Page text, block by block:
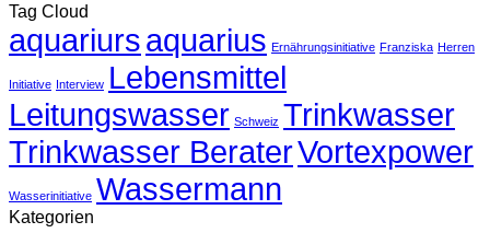
ZUKUNFT
Tag Cloud
aquariursaquarius Ernährungsinitiative Franziska Herren
Initiative Interview Lebensmittel
Leitungswasser Schweiz Trinkwasser
Trinkwasser BeraterVortexpower
Wasserinitiative Wassermann
Kategorien